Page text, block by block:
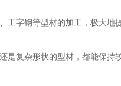
字钢等型材的加工，极大地提
复杂形状的型材，都能保持